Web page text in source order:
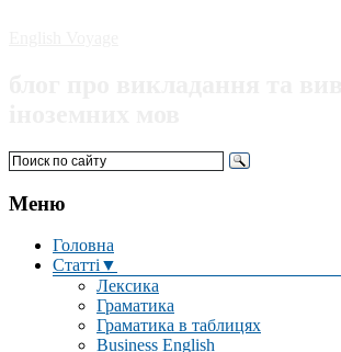
Меню
Головна
Статті▼
Лексика
Граматика
Граматика в таблицях
Business English